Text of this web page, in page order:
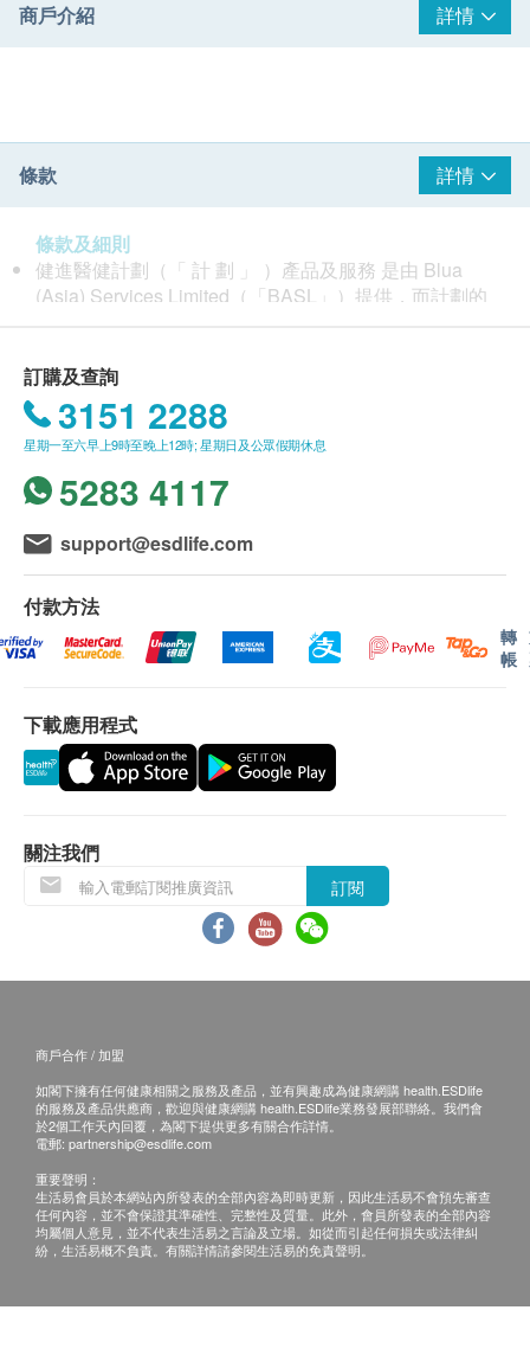
商戶介紹 詳情
條款 詳情
條款及細則
健進醫健計劃（「 計 劃 」 ）產品及服務 是由 Blua
(Asia) Services Limited（「BASL」）提供，而計劃的
以下條款及細則列出了管理本計劃的規則（「條款及細
則」）。本條款及細則中所提及的「BASL」、「我
們」或「我們的」是指 Blua (Asia) Services Limited 。
參加資格
3. 如欲訂購計劃，你必須符合以下條件：
3.1. 必須持有以下其中一項有效身份證明文件：香港永
久性居民身份證、往來港澳通行證或護照;及
3.2. 年滿一歲或以上(未滿十八歲人士由監護人代為申
請)。
4. 你在任何指定診所使用計劃內的服務時必須出示你的
身份證明文件及計劃的電子通行證。如你未能提供上述
收取費用。
5.「指定診所」是指計劃的服務供應者診所。服務供應
者可自行決定不時修改及/或修訂該服務供應者/診所列
表而不作任何通知。BASL 恕不作出保證及不會就服務
6. 如需接受專科門診診症、中醫診症、物理治療、診斷
影像、化驗檢查及疫苗接種服務，請提前向有關服務供
應者預約。
7. 計劃之有效期為發出日起計 1 年。任何未使用之服務
次數將於到期後作廢。
或其他替代品。
11.購買後恕不接受取消或退款。
一般條款
12. 參加計劃即代表你接受及了解此等條款及細則。
13. 於指定服務供應者的診所使用任何服務均須受指定
診所的附加條款及細則約束。
14. 專科門診診症（皮膚科、家庭醫學科、婦科、眼
療、診斷影像及化驗須獲註冊西醫轉介，轉介信的有效
訂購及查詢
3151 2288
星期一至六早上9時至晚上12時; 星期日及公眾假期休息
5283 4117
support@esdlife.com
付款方法
轉
帳
下載應用程式
關注我們
訂閱
商戶合作 / 加盟
如閣下擁有任何健康相關之服務及產品，並有興趣成為健康網購 health.ESDlife
的服務及產品供應商，歡迎與健康網購 health.ESDlife業務發展部聯絡。我們會
於2個工作天內回覆，為閣下提供更多有關合作詳情。
電郵: partnership@esdlife.com
重要聲明：
生活易會員於本網站內所發表的全部內容為即時更新，因此生活易不會預先審查
任何內容，並不會保證其準確性、完整性及質量。此外，會員所發表的全部內容
均屬個人意見，並不代表生活易之言論及立場。如從而引起任何損失或法律糾
紛，生活易概不負責。有關詳情請參閱生活易的免責聲明。